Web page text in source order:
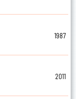
1987
2011